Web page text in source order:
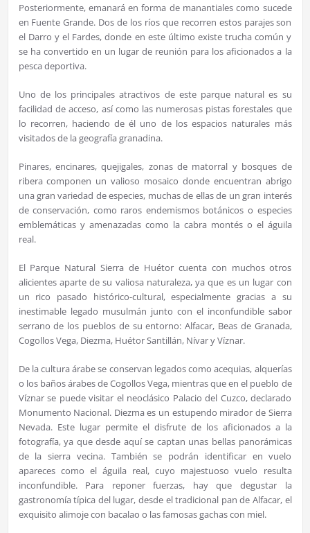
Posteriormente, emanará en forma de manantiales como sucede
en Fuente Grande. Dos de los ríos que recorren estos parajes son
el Darro y el Fardes, donde en este último existe trucha común y
se ha convertido en un lugar de reunión para los aficionados a la
pesca deportiva.
Uno de los principales atractivos de este parque natural es su
facilidad de acceso, así como las numerosas pistas forestales que
lo recorren, haciendo de él uno de los espacios naturales más
visitados de la geografía granadina.
Pinares, encinares, quejigales, zonas de matorral y bosques de
ribera componen un valioso mosaico donde encuentran abrigo
una gran variedad de especies, muchas de ellas de un gran interés
de conservación, como raros endemismos botánicos o especies
emblemáticas y amenazadas como la cabra montés o el águila
real.
El Parque Natural Sierra de Huétor cuenta con muchos otros
alicientes aparte de su valiosa naturaleza, ya que es un lugar con
un rico pasado histórico-cultural, especialmente gracias a su
inestimable legado musulmán junto con el inconfundible sabor
serrano de los pueblos de su entorno: Alfacar, Beas de Granada,
Cogollos Vega, Diezma, Huétor Santillán, Nívar y Víznar.
De la cultura árabe se conservan legados como acequias, alquerías
o los baños árabes de Cogollos Vega, mientras que en el pueblo de
Víznar se puede visitar el neoclásico Palacio del Cuzco, declarado
Monumento Nacional. Diezma es un estupendo mirador de Sierra
Nevada. Este lugar permite el disfrute de los aficionados a la
fotografía, ya que desde aquí se captan unas bellas panorámicas
de la sierra vecina. También se podrán identificar en vuelo
apareces como el águila real, cuyo majestuoso vuelo resulta
inconfundible. Para reponer fuerzas, hay que degustar la
gastronomía típica del lugar, desde el tradicional pan de Alfacar, el
exquisito alimoje con bacalao o las famosas gachas con miel.